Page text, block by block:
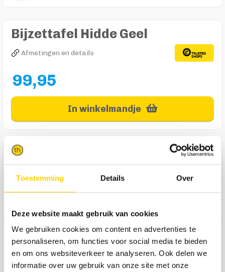
Toestemming Details Over
Deze website maakt gebruik van cookies
We gebruiken cookies om content en advertenties te
personaliseren, om functies voor social media te bieden
en om ons websiteverkeer te analyseren. Ook delen we
informatie over uw gebruik van onze site met onze
Bijzettafel Hidde Geel
Afmetingen en details
99,95
In winkelmandje
Product omschrijving
Zet hem neer waar je maar wilt: bijzettafel Hidde in zonnig
overdrijven!
Product specificaties
Product reviews